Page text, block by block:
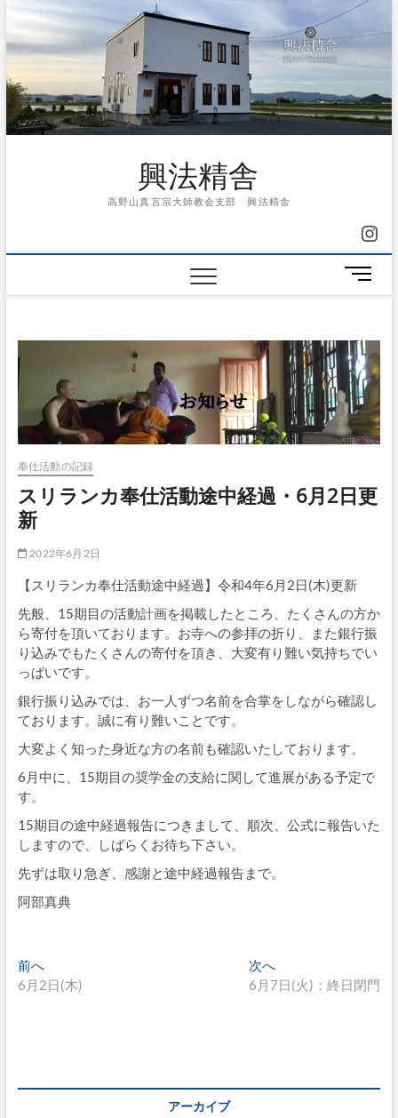
content
興法精舎
高野山真言宗大師教会支部 興法精舎
メ
ニ
ボ
タ
ン
奉仕活動の記録
スリランカ奉仕活動途中経過・6月2日更
新
2022年6月2日
【スリランカ奉仕活動途中経過】令和4年6月2日(木)更新
先般、15期目の活動計画を掲載したところ、たくさんの方か
ら寄付を頂いております。お寺への参拝の折り、また銀行振
り込みでもたくさんの寄付を頂き、大変有り難い気持ちでい
っぱいです。
銀行振り込みでは、お一人ずつ名前を合掌をしながら確認し
ております。誠に有り難いことです。
大変よく知った身近な方の名前も確認いたしております。
6月中に、15期目の奨学金の支給に関して進展がある予定で
す。
15期目の途中経過報告につきまして、順次、公式に報告いた
しますので、しばらくお待ち下さい。
先ずは取り急ぎ、感謝と途中経過報告まで。
阿部真典
投
稿
ゲ
前へ過
去
6月2日(木)
次へ
の
6月7日(火)：終日閉門
アーカイブ